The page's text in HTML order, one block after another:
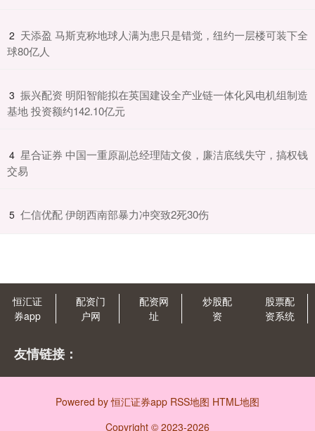
2 ​天添盈 马斯克称地球人满为患只是错觉，纽约一层楼可装下全
球80亿人
3 ​振兴配资 明阳智能拟在英国建设全产业链一体化风电机组制造
基地 投资额约142.10亿元
4 ​星合证券 中国一重原副总经理陆文俊，廉洁底线失守，搞权钱
交易
5 ​仁信优配 伊朗西南部暴力冲突致2死30伤
恒汇证
券app
配资门
户网
配资网
址
炒股配
资
股票配
资系统
友情链接：
Powered by恒汇证券app RSS地图 HTML地图
Copyright © 2023-2026